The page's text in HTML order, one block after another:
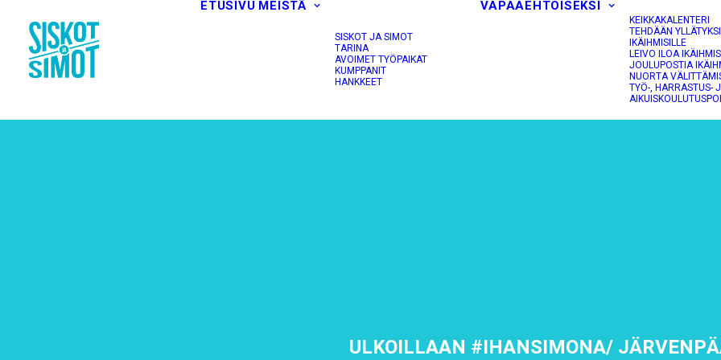
ETUSIVU MEISTÄ
SISKOT JA SIMOT
TARINA
AVOIMET TYÖPAIKAT
KUMPPANIT
HANKKEET
VAPAAEHTOISEKSI
KEIKKAKALENTERI
TEHDÄÄN
IKÄIHMISILLE
LEIVO ILOA
JOULUPOSTIA
NUORTA
TYÖ-, HARRASTUS-
ULKOILLAAN #IHANSIMONA/